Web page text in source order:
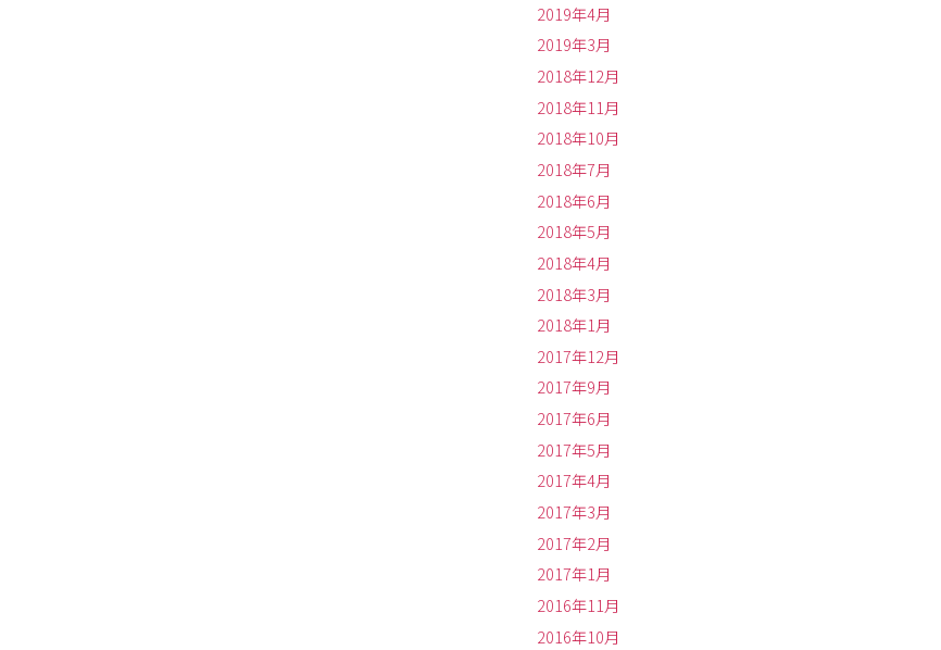
2019年4月
2019年3月
2018年12月
2018年11月
2018年10月
2018年7月
2018年6月
2018年5月
2018年4月
2018年3月
2018年1月
2017年12月
2017年9月
2017年6月
2017年5月
2017年4月
2017年3月
2017年2月
2017年1月
2016年11月
2016年10月